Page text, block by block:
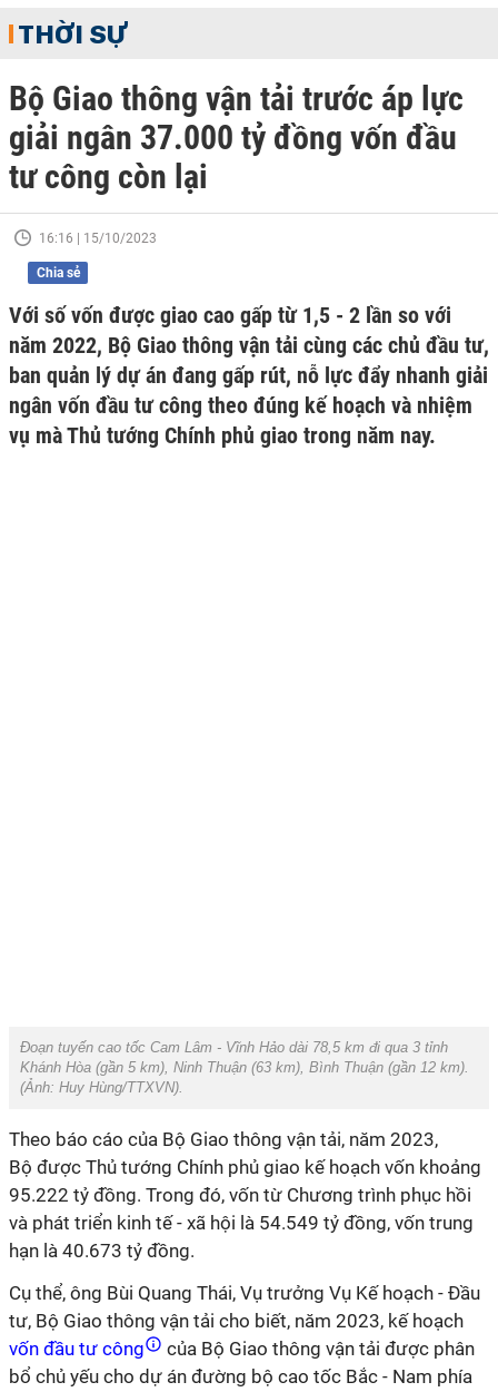
THỜI SỰ
Bộ Giao thông vận tải trước áp lực
giải ngân 37.000 tỷ đồng vốn đầu
tư công còn lại
16:16 | 15/10/2023
Chia sẻ
Với số vốn được giao cao gấp từ 1,5 - 2 lần so với
năm 2022, Bộ Giao thông vận tải cùng các chủ đầu tư,
ban quản lý dự án đang gấp rút, nỗ lực đẩy nhanh giải
ngân vốn đầu tư công theo đúng kế hoạch và nhiệm
vụ mà Thủ tướng Chính phủ giao trong năm nay.
Đoạn tuyến cao tốc Cam Lâm - Vĩnh Hảo dài 78,5 km đi qua 3 tỉnh
Khánh Hòa (gần 5 km), Ninh Thuận (63 km), Bình Thuận (gần 12 km).
(Ảnh: Huy Hùng/TTXVN).
Theo báo cáo của Bộ Giao thông vận tải, năm 2023,
Bộ được Thủ tướng Chính phủ giao kế hoạch vốn khoảng
95.222 tỷ đồng. Trong đó, vốn từ Chương trình phục hồi
và phát triển kinh tế - xã hội là 54.549 tỷ đồng, vốn trung
hạn là 40.673 tỷ đồng.
Cụ thể, ông Bùi Quang Thái, Vụ trưởng Vụ Kế hoạch - Đầu
tư, Bộ Giao thông vận tải cho biết, năm 2023, kế hoạch
vốn đầu tư công
của Bộ Giao thông vận tải được phân
bổ chủ yếu cho dự án đường bộ cao tốc Bắc - Nam phía